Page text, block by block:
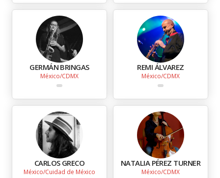
GERMÁN BRINGAS
México CDMX
REMI ÁLVAREZ
México CDMX
CARLOS GRECO
México Cuidad de México
NATALIA PÉREZ TURNER
México CDMX